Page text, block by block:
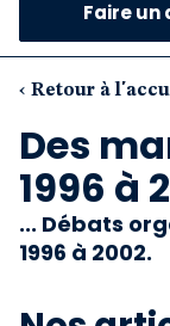
Faire un
‹ Retour à
Des
1996 à
... Débats
1996 à 2002.